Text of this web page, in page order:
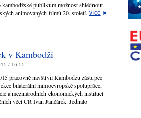
publikum možnost shlédnout
animovaných filmů 20. století. více ►
v Kambodži
/ 16:55
pracovně navštívil Kambodžu zástupce
bilaterální mimoevropské spolupráce,
a mezinárodních ekonomických institucí
věcí ČR Ivan Jančárek. Jednalo